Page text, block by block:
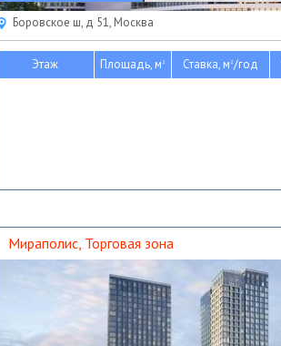
Боровское ш, д 51, Москва
Этаж Площадь, м2 Ставка, м2/год
Мираполис, Торговая зона